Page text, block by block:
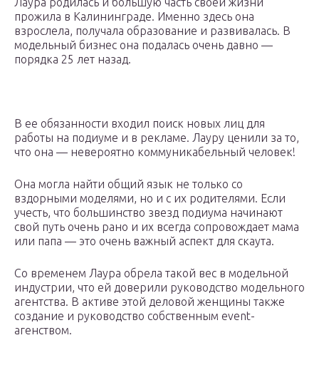
прожила в Калининграде. Именно здесь она
взрослела, получала образование и развивалась. В
модельный бизнес она подалась очень давно —
порядка 25 лет назад.
В ее обязанности входил поиск новых лиц для
работы на подиуме и в рекламе. Лауру ценили за то,
что она — невероятно коммуникабельный человек!
Она могла найти общий язык не только со
вздорными моделями, но и с их родителями. Если
учесть, что большинство звезд подиума начинают
свой путь очень рано и их всегда сопровождает мама
или папа — это очень важный аспект для скаута.
Со временем Лаура обрела такой вес в модельной
индустрии, что ей доверили руководство модельного
агентства. В активе этой деловой женщины также
создание и руководство собственным event-
агенством.